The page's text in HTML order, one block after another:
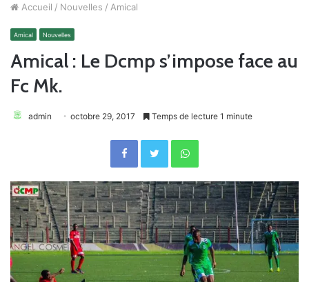
Accueil / Nouvelles / Amical
Amical Nouvelles
Amical : Le Dcmp s’impose face au
Fc Mk.
admin octobre 29, 2017 Temps de lecture 1 minute
FacebookTwitterWhatsApp